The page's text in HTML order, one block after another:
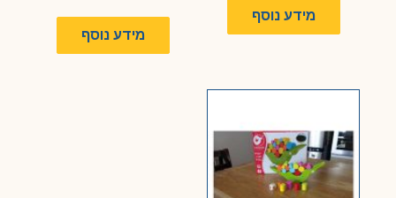
מידע נוסף
מידע נוסף